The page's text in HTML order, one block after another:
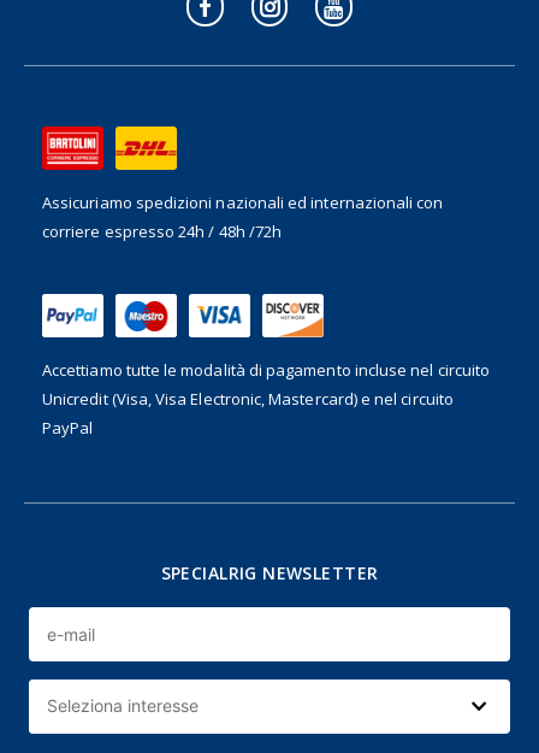
Assicuriamo spedizioni nazionali ed internazionalicon
corriere espresso 24h / 48h /72h
Accettiamo tutte le modalità di pagamento incluse nel circuito
Unicredit (Visa, Visa Electronic, Mastercard) e nel circuito
PayPal
SPECIALRIG NEWSLETTER